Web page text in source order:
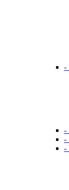
-
-
-
-